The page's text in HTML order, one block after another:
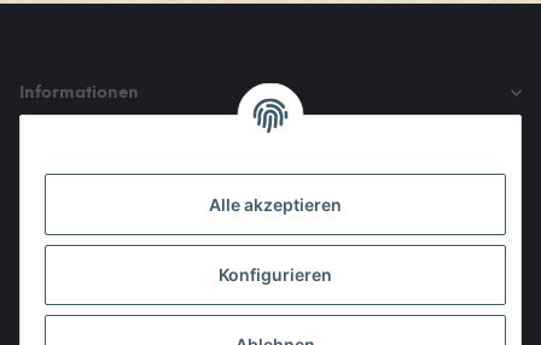
Informationen
Alle akzeptieren
Konfigurieren